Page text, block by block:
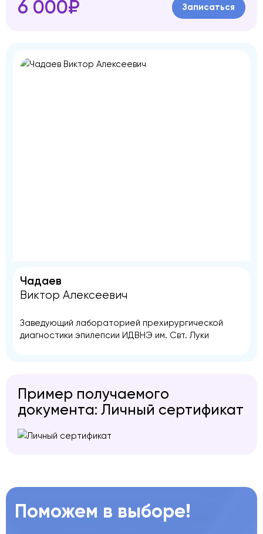
Чадаев
Виктор Алексеевич
Заведующий лабораторией прехирургической
диагностики эпилепсии ИДВНЭ им. Свт. Луки
6 000₽ Записаться
Пример получаемого
документа: Личный сертификат
Поможем в выборе!